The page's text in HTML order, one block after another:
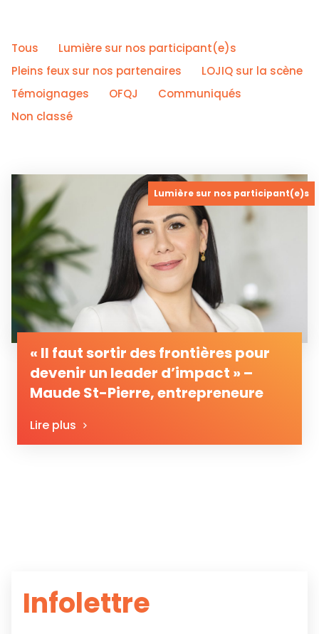
Tous
Lumière sur nos participant(e)s
Pleins feux sur nos partenaires
LOJIQ sur la scène
Témoignages
OFQJ
Communiqués
Non classé
Lumière sur nos participant(e)s
« Il faut sortir des frontières pour
devenir un leader d’impact » –
Maude St-Pierre, entrepreneure
Lire plus
Infolettre